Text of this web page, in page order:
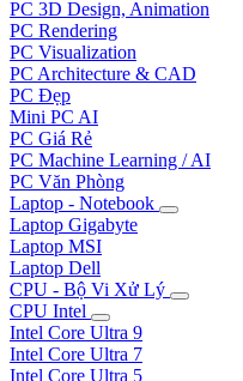
PC 3D Design, Animation
PC Rendering
PC Visualization
PC Architecture & CAD
PC Đẹp
Mini PC AI
PC Giá Rẻ
PC Machine Learning / AI
PC Văn Phòng
Laptop - Notebook
Laptop Gigabyte
Laptop MSI
Laptop Dell
CPU - Bộ Vi Xử Lý
CPU Intel
Intel Core Ultra 9
Intel Core Ultra 7
Intel Core Ultra 5